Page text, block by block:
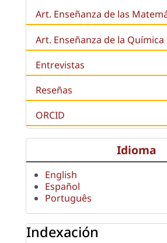
Art. Enseñanza de las
Art. Enseñanza de la Química
Entrevistas
Reseñas
ORCID
Idioma
English
Español
Português
Indexación